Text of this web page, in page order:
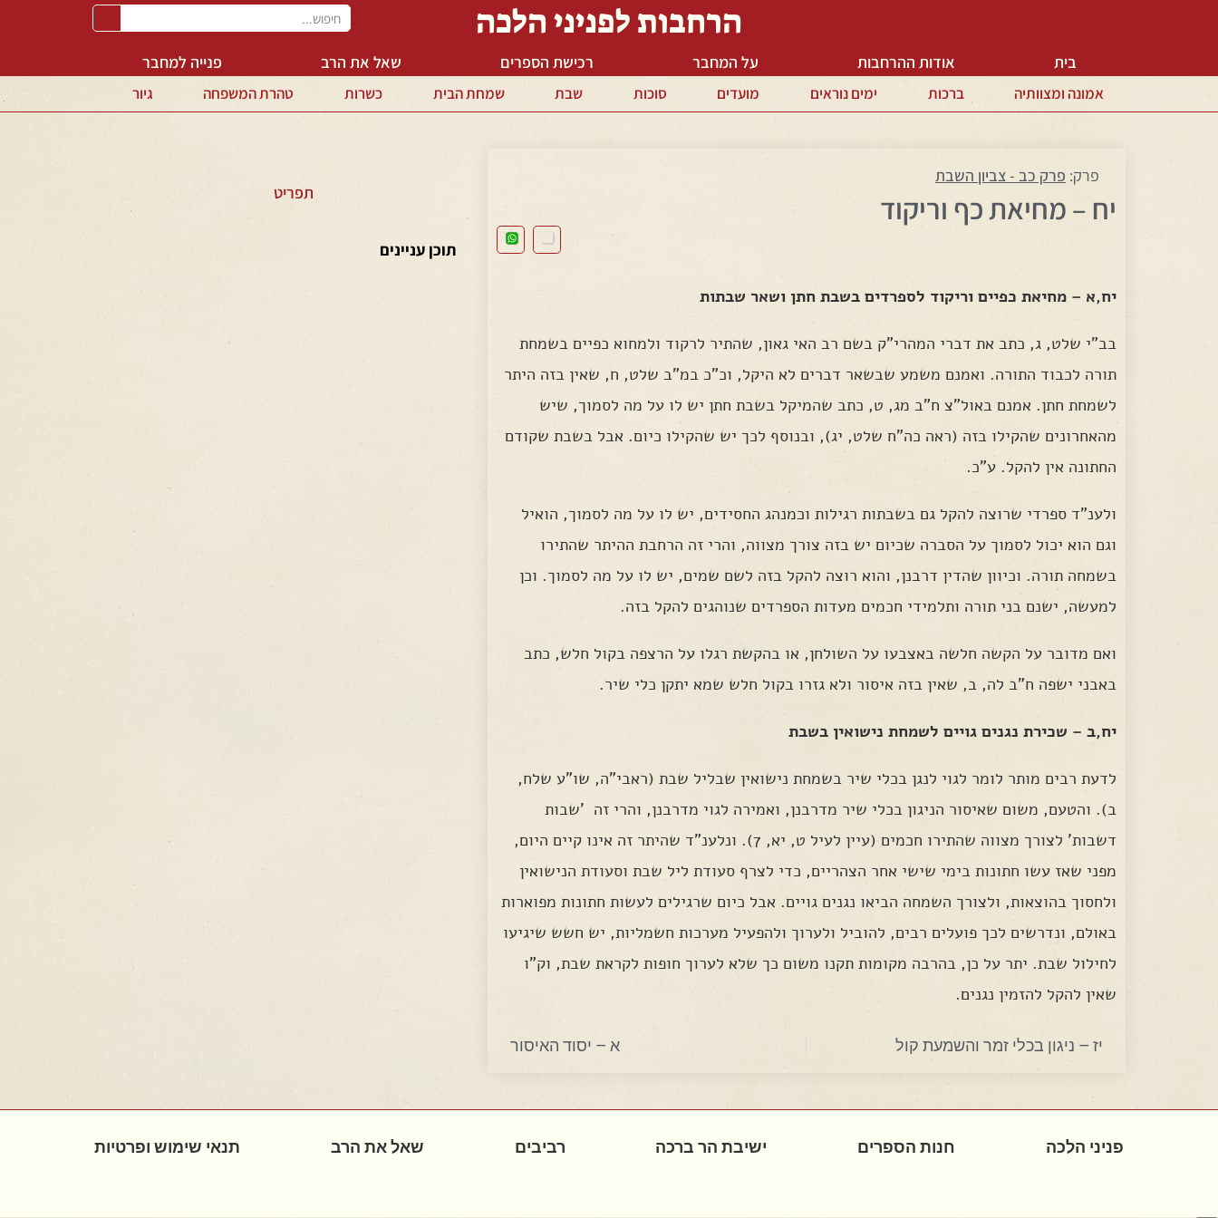
הרחבות לפניני הלכה
בית אודות ההרחבות על המחבר רכישת הספרים שאל את הרב פנייה למחבר
אמונה ומצוותיה ברכות ימים נוראים מועדים סוכות שבת שמחת הבית כשרות טהרת המשפחה גיור
פרק: פרק כב - צביון השבת
יח – מחיאת כף וריקוד
יח,א – מחיאת כפיים וריקוד לספרדים בשבת חתן ושאר שבתות
בב"י שלט, ג, כתב את דברי המהרי"ק בשם רב האי גאון, שהתיר לרקוד ולמחוא כפיים בשמחת
תורה לכבוד התורה. ואמנם משמע שבשאר דברים לא היקל, וכ"כ במ"ב שלט, ח, שאין בזה היתר
לשמחת חתן. אמנם באול"צ ח"ב מג, ט, כתב שהמיקל בשבת חתן יש לו על מה לסמוך, שיש
מהאחרונים שהקילו בזה (ראה כה"ח שלט, יג), ובנוסף לכך יש שהקילו כיום. אבל בשבת שקודם
החתונה אין להקל. ע"כ.
ולענ"ד ספרדי שרוצה להקל גם בשבתות רגילות וכמנהג החסידים, יש לו על מה לסמוך, הואיל
וגם הוא יכול לסמוך על הסברה שכיום יש בזה צורך מצווה, והרי זה הרחבת ההיתר שהתירו
בשמחה תורה. וכיוון שהדין דרבנן, והוא רוצה להקל בזה לשם שמים, יש לו על מה לסמוך. וכן
למעשה, ישנם בני תורה ותלמידי חכמים מעדות הספרדים שנוהגים להקל בזה.
ואם מדובר על הקשה חלשה באצבעו על השולחן, או בהקשת רגלו על הרצפה בקול חלש, כתב
באבני ישפה ח"ב לה, ב, שאין בזה איסור ולא גזרו בקול חלש שמא יתקן כלי שיר.
יח,ב – שכירת נגנים גויים לשמחת נישואין בשבת
לדעת רבים מותר לומר לגוי לנגן בכלי שיר בשמחת נישואין שבליל שבת (ראבי"ה, שו"ע שלח,
ב). והטעם, משום שאיסור הניגון בכלי שיר מדרבנן, ואמירה לגוי מדרבנן, והרי זה 'שבות
דשבות' לצורך מצווה שהתירו חכמים (עיין לעיל ט, יא, 7). ונלענ"ד שהיתר זה אינו קיים היום,
מפני שאז עשו חתונות בימי שישי אחר הצהריים, כדי לצרף סעודת ליל שבת וסעודת הנישואין
ולחסוך בהוצאות, ולצורך השמחה הביאו נגנים גויים. אבל כיום שרגילים לעשות חתונות מפוארות
באולם, ונדרשים לכך פועלים רבים, להוביל ולערוך ולהפעיל מערכות חשמליות, יש חשש שיגיעו
לחילול שבת. יתר על כן, בהרבה מקומות תקנו משום כך שלא לערוך חופות לקראת שבת, וק"ו
שאין להקל להזמין נגנים.
יז – ניגון בכלי זמר והשמעת קול א – יסוד האיסור
תפריט
תוכן עניינים
פניני הלכה חנות הספרים ישיבת הר ברכה רביבים שאל את הרב תנאי שימוש ופרטיות